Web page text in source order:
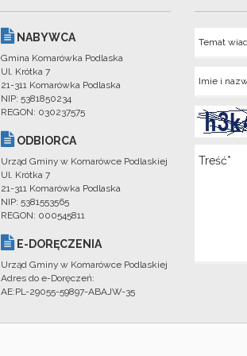
NABYWCA
Gmina Komarówka Podlaska
Ul. Krótka 7
21-311 Komarówka Podlaska
NIP: 5381850234
REGON: 030237575
ODBIORCA
Urząd Gminy w Komarówce Podlaskiej
Ul. Krótka 7
21-311 Komarówka Podlaska
NIP: 5381553565
REGON: 000545811
E-DORĘCZENIA
Urząd Gminy w Komarówce Podlaskiej
Adres do e-Doręczeń:
AE:PL-29055-59897-ABAJW-35